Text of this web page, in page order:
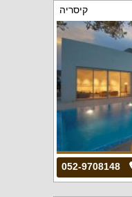
קיסריה
052-9708148